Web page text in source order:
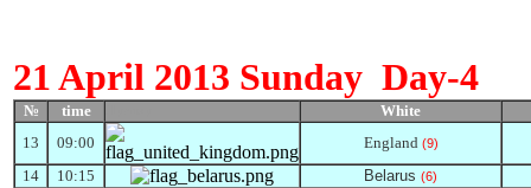
21April 2013 Sunday Day-4
№ time
White
13
09:00 England (9)
14 10:15 Belarus (6)